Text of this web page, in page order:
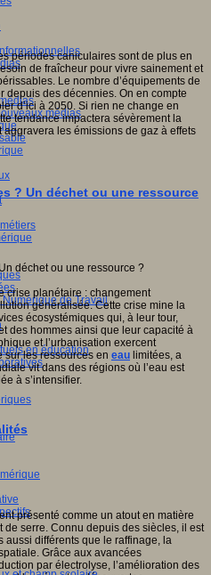
médias
de Travail
en éducation
périodes caniculaires sont de plus en
de fraîcheur pour vivre sainement et
Le nombre d’équipements de
depuis des décennies. On en compte
d’ici à 2050. Si rien ne change en
tendance impactera sévèrement la
les émissions de gaz à effets
? Un déchet ou une ressource
crise planétaire : changement
généralisée. Cette crise mine la
écosystémiques qui, à leur tour,
des hommes ainsi que leur capacité à
et l’urbanisation exercent
les ressources en eau limitées, a
vit dans des régions où l’eau est
à s’intensifier.
présenté comme un atout en matière
de serre. Connu depuis des siècles, il est
aussi différents que le raffinage, la
Grâce aux avancées
par électrolyse, l’amélioration des